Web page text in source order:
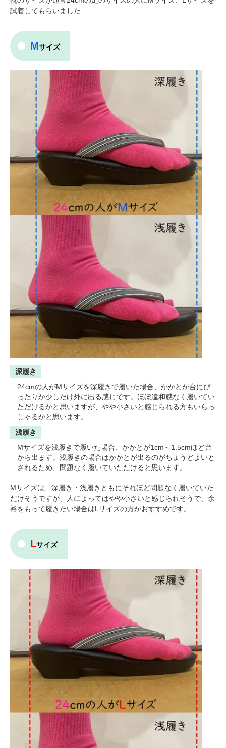
試着してもらいました
Mサイズ
深履き
24cmの人がMサイズを深履きで履いた場合、かかとが台にぴ
ったりか少しだけ外に出る感じです。ほぼ違和感なく履いてい
ただけるかと思いますが、やや小さいと感じられる方もいらっ
しゃるかと思います。
浅履き
Mサイズを浅履きで履いた場合、かかとが1cm～1.5cmほど台
から出ます。浅履きの場合はかかとが出るのがちょうどよいと
されるため、問題なく履いていただけると思います。
Mサイズは、深履き・浅履きともにそれほど問題なく履いていた
だけそうですが、人によってはやや小さいと感じられそうで、余
裕をもって履きたい場合はLサイズの方がおすすめです。
Lサイズ